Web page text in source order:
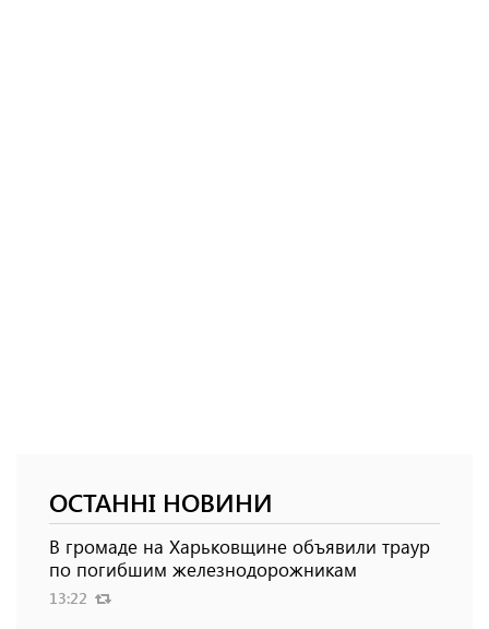
ОСТАННІ НОВИНИ
В громаде на Харьковщине объявили траур
по погибшим железнодорожникам
13:22